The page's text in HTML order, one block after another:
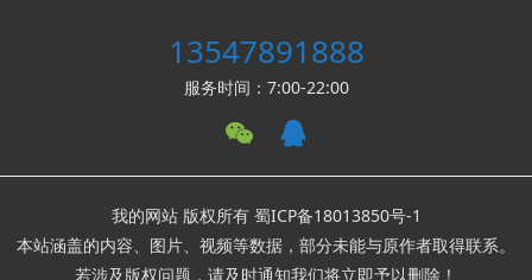
13547891888
服务时间：7:00-22:00
我的网站 版权所有 蜀ICP备18013850号-1
本站涵盖的内容、图片、视频等数据，部分未能与原作者取得联系。
若涉及版权问题，请及时通知我们将立即予以删除！